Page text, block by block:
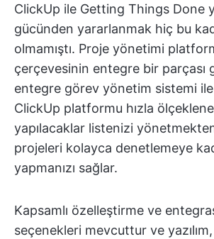
ClickUp ile Getting Things Done
gücünden yararlanmak hiç bu
olmamıştı. Proje yönetimi
çerçevesinin entegre bir parçası
entegre görev yönetim sistemi ile
ClickUp platformu hızla
yapılacaklar listenizi
projeleri kolayca denetlemeye
yapmanızı sağlar.
Kapsamlı özelleştirme ve
seçenekleri mevcuttur ve